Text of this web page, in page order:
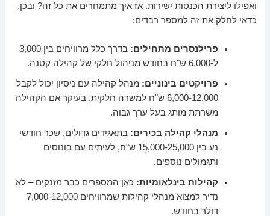
ואפילו ליצירת הכנסות ישירות. אז איך מתמחרים את כל זה? ובכן,
כדאי לחלק את זה למספר רבדים:
פרילנסרים מתחילים:
בדרך כלל מרוויחים בין 3,000
ל-6,000 ש"ח בחודש מניהול חלקי של קהילה קטנה.
פרויקטים בינוניים: מנהל קהילה עם ניסיון יכול לקבל
6,000-12,000 ש"ח למשרה חלקית, בעיקר אם הקהילה
משרתת מותג בעל ערך גבוה.
מנהלי קהילה בכירים: בתאגידים גדולים, שכר חודשי
נע בין 15,000-25,000 ש"ח, לעיתים עם בונוסים
ותגמולים נוספים.
קהילות בינלאומיות: כאן המספרים כבר מזנקים – לא
נדיר למצוא מנהלי קהילות שמרוויחים 7,000-12,000
דולר בחודש.